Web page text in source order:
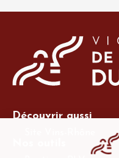
Découvrir aussi